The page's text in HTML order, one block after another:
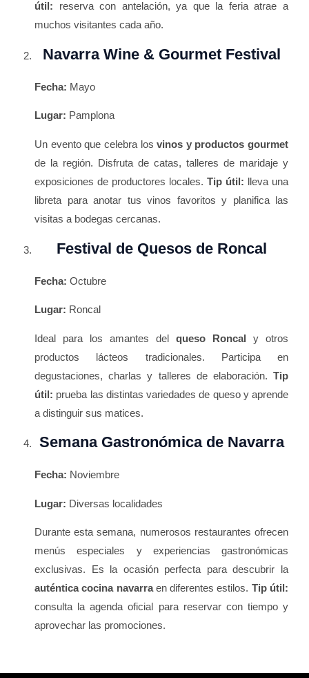
útil: reserva con antelación, ya que la feria atrae a
muchos visitantes cada año.
Navarra Wine & Gourmet Festival
Fecha: Mayo
Lugar: Pamplona
Un evento que celebra losvinos y productos gourmet
de la región. Disfruta de catas, talleres de maridaje y
exposiciones de productores locales. Tip útil: lleva una
libreta para anotar tus vinos favoritos y planifica las
visitas a bodegas cercanas.
Festival de Quesos de Roncal
Fecha: Octubre
Lugar: Roncal
Ideal para los amantes del queso Roncal
y otros
productos lácteos tradicionales. Participa en
degustaciones, charlas y talleres de elaboración. Tip
útil: prueba las distintas variedades de queso y aprende
a distinguir sus matices.
Semana Gastronómica de Navarra
Fecha: Noviembre
Lugar: Diversas localidades
Durante esta semana, numerosos restaurantes ofrecen
menús especiales y experiencias gastronómicas
exclusivas. Es la ocasión perfecta para descubrir la
auténtica cocina navarraen diferentes estilos. Tip útil:
consulta la agenda oficial para reservar con tiempo y
aprovechar las promociones.